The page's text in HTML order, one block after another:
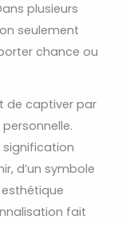
plusieurs
seulement
chance ou
de captiver par
signification
d’un symbole
fait